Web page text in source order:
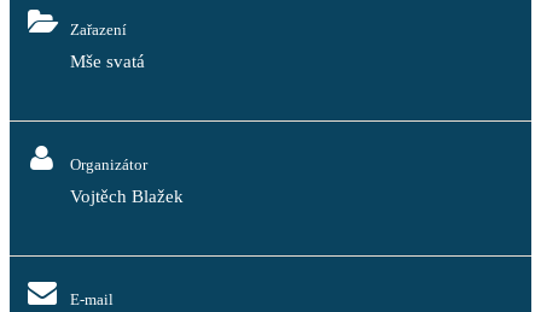
Zařazení
Mše svatá
Organizátor
Vojtěch Blažek
E-mail